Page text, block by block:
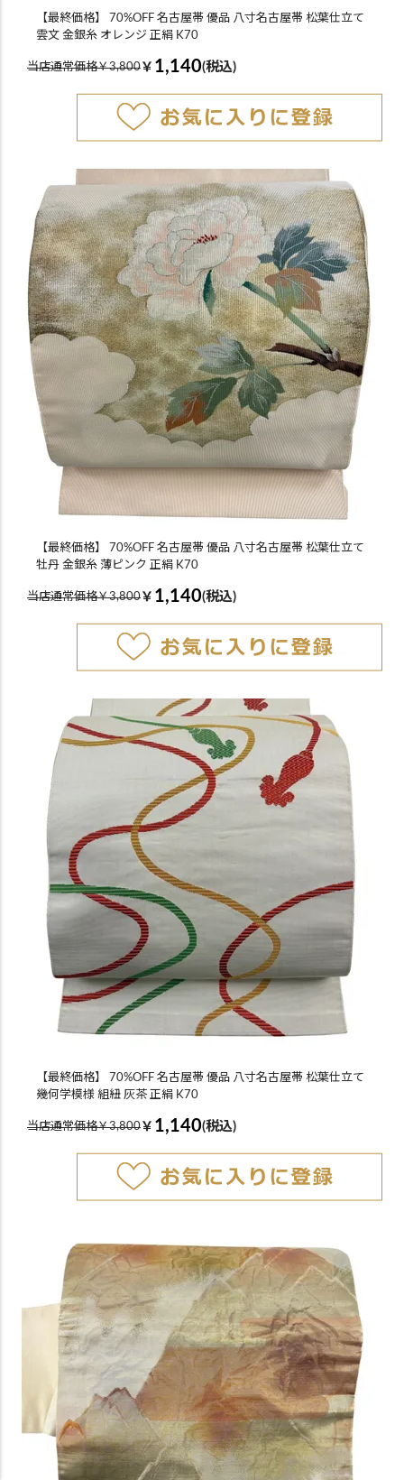
【最終価格】 70%OFF 名古屋帯 優品 八寸名古屋帯 松葉仕立て
雲文 金銀糸 オレンジ 正絹 K70
当店通常価格￥3,800￥ 1,140(税込)
【最終価格】 70%OFF 名古屋帯 優品 八寸名古屋帯 松葉仕立て
牡丹 金銀糸 薄ピンク 正絹 K70
当店通常価格￥3,800￥ 1,140(税込)
【最終価格】 70%OFF 名古屋帯 優品 八寸名古屋帯 松葉仕立て
幾何学模様 組紐 灰茶 正絹 K70
当店通常価格￥3,800￥ 1,140(税込)